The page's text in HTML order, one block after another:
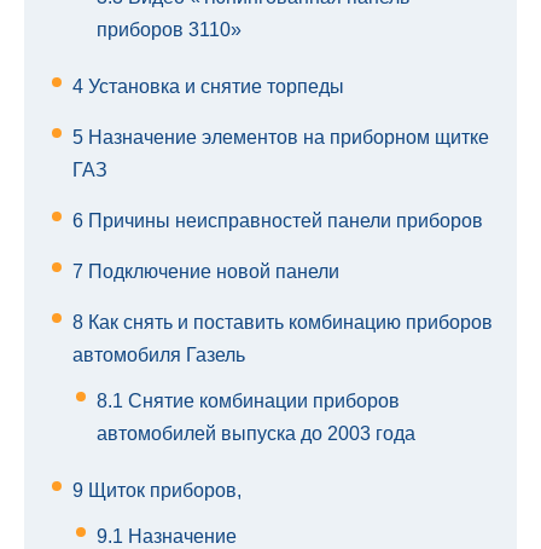
приборов 3110»
4 Установка и снятие торпеды
5 Назначение элементов на приборном щитке
ГАЗ
6 Причины неисправностей панели приборов
7 Подключение новой панели
8 Как снять и поставить комбинацию приборов
автомобиля Газель
8.1 Снятие комбинации приборов
автомобилей выпуска до 2003 года
9 Щиток приборов,
9.1 Назначение